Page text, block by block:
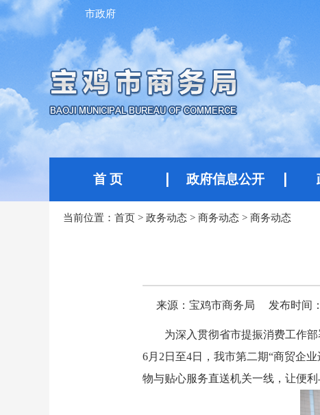
市政府
首 页 政府信息公开
当前位置： 首页 > 政务动态 > 商务动态 > 商务动态
来源：宝鸡市商务局 发布时间
为深入贯彻省市提振消费工作
6月2日至4日，我市第二期“商贸企
物与贴心服务直送机关一线，让便利